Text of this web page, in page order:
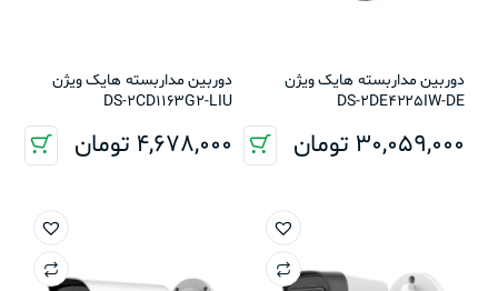
دوربین مداربسته هایک ویژن
DS-2DE4225IW-DE
30,059,000 تومان
دوربین مداربسته هایک ویژن
DS-2CD1163G2-LIU
4,678,000 تومان